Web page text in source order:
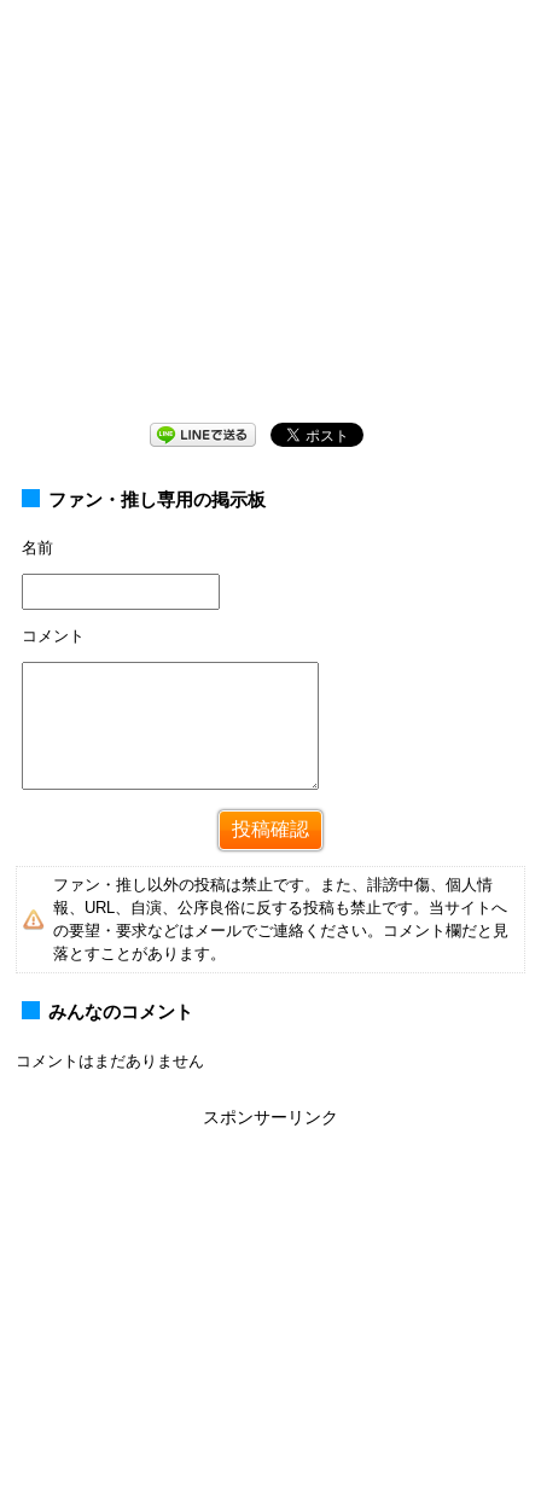
ファン・推し専用の掲示板
名前
コメント
ファン・推し以外の投稿は禁止です。また、誹謗中傷、個人情
報、URL、自演、公序良俗に反する投稿も禁止です。当サイトへ
の要望・要求などはメールでご連絡ください。コメント欄だと見
落とすことがあります。
みんなのコメント
コメントはまだありません
スポンサーリンク